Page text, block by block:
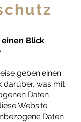
einen Blick
geben einen
darüber, was mit
Daten
Website
Daten